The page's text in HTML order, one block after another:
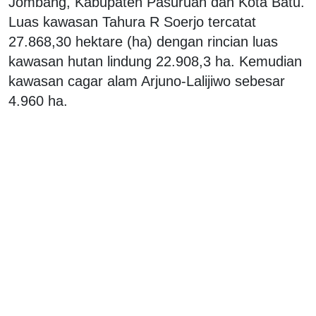
Luas kawasan Tahura R Soerjo tercatat
27.868,30 hektare (ha) dengan rincian luas
kawasan hutan lindung 22.908,3 ha. Kemudian
kawasan cagar alam Arjuno-Lalijiwo sebesar
4.960 ha.